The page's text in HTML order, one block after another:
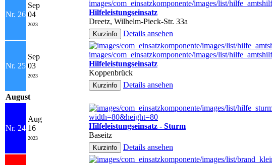
Nr. 26
Sep
04
2023
Hilfeleistungseinsatz
Dreetz, Wilhelm-Pieck-Str. 33a
Details ansehen
Nr. 25
Sep
03
2023
Hilfeleistungseinsatz
Koppenbrück
Details ansehen
August
Nr. 24
Aug
16
2023
Hilfeleistungseinsatz - Sturm
Baseitz
Details ansehen